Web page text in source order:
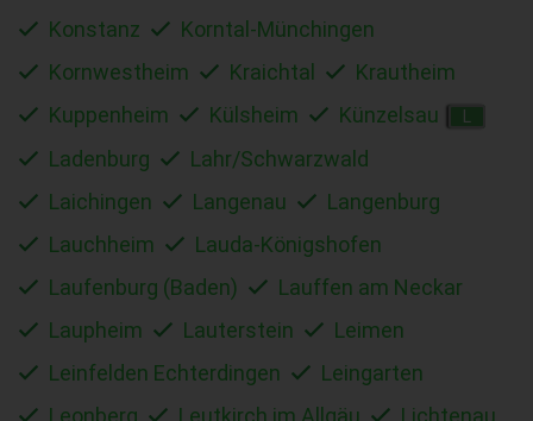
Konstanz
Korntal-Münchingen
Kornwestheim
Kraichtal
Krautheim
Kuppenheim
Külsheim Künzelsau
Ladenburg
Lahr/Schwarzwald
Laichingen
Langenau
Langenburg
Lauchheim
Lauda-Königshofen
Laufenburg (Baden)
Lauffen am Neckar
Laupheim
Lauterstein
Leimen
Leinfelden Echterdingen
Leingarten
Leonberg
Leutkirch im Allgäu Lichtenau